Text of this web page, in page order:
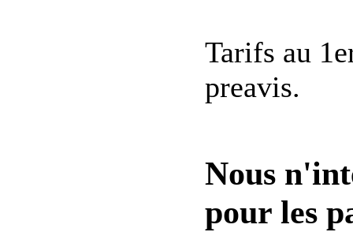
Tarifs au
preavis.
Nous
pour les